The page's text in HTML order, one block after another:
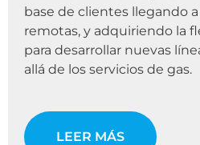
base de clientes llegando
remotas, y adquiriendo la
para desarrollar nuevas
allá de los servicios de gas.
LEER MÁS